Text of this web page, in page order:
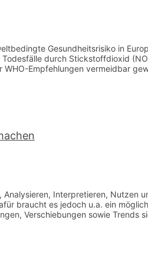
Gesundheitsrisiko in
durch Stickstoffdioxid
Empfehlungen vermeidbar
Interpretieren, Nutzen
braucht es jedoch u.a. ein
Verschiebungen sowie Trends